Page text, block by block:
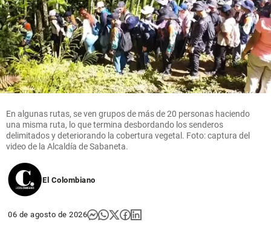
En algunas rutas, se ven grupos de más de 20 personas haciendo
una misma ruta, lo que termina desbordando los senderos
delimitados y deteriorando la cobertura vegetal. Foto: captura del
video de la Alcaldía de Sabaneta.
El Colombiano
06 de agosto de 2026